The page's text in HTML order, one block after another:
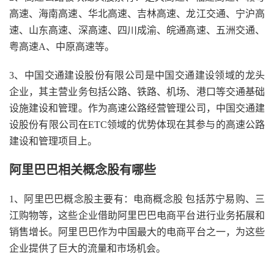
高速、海南高速、华北高速、吉林高速、龙江交通、宁沪高
速、山东高速、深高速、四川成渝、皖通高速、五洲交通、
粤高速A、中原高速等。
3、中国交通建设股份有限公司是中国交通建设领域的龙头
企业，其主营业务包括公路、铁路、机场、港口等交通基础
设施建设和管理。作为高速公路经营管理公司，中国交通建
设股份有限公司在ETC领域的优势体现在其参与的高速公路
建设和管理项目上。
阿里巴巴相关概念股有哪些
1、阿里巴巴概念股主要有：电商概念股 包括苏宁易购、三
江购物等，这些企业借助阿里巴巴电商平台进行业务拓展和
销售增长。阿里巴巴作为中国最大的电商平台之一，为这些
企业提供了巨大的流量和市场机会。